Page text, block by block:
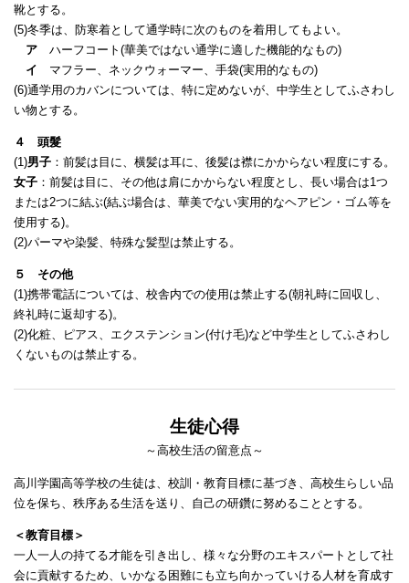
靴とする。
(5)冬季は、防寒着として通学時に次のものを着用してもよい。
ア ハーフコート(華美ではない通学に適した機能的なもの)
イ マフラー、ネックウォーマー、手袋(実用的なもの)
(6)通学用のカバンについては、特に定めないが、中学生としてふさわし
い物とする。
４ 頭髮
(1)男子 ：前髪は目に、横髪は耳に、後髪は襟にかからない程度にする。
女子 ：前髪は目に、その他は肩にかからない程度とし、長い場合は1つ
または2つに結ぶ(結ぶ場合は、華美でない実用的なヘアピン・ゴム等を
使用する)。
(2)パーマや染髪、特殊な髪型は禁止する。
５ その他
(1)携帯電話については、校舎内での使用は禁止する(朝礼時に回収し、
終礼時に返却する)。
(2)化粧、ピアス、エクステンション(付け毛)など中学生としてふさわし
くないものは禁止する。
生徒心得
～高校生活の留意点～
高川学園高等学校の生徒は、校訓・教育目標に基づき、高校生らしい品
位を保ち、秩序ある生活を送り、自己の研鑽に努めることとする。
＜教育目標＞
一人一人の持てる才能を引き出し、様々な分野のエキスパートとして社
会に貢献するため、いかなる困難にも立ち向かっていける人材を育成す